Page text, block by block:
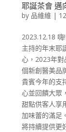
耶誕茶會 邁
by 品維維 |
2023.12.18
主持的年末耶
心，2023年
個新創醫美品
貴賓今年的支
心並回饋大眾
甜點供客人享
加味蕾的滿足
將持續提供更